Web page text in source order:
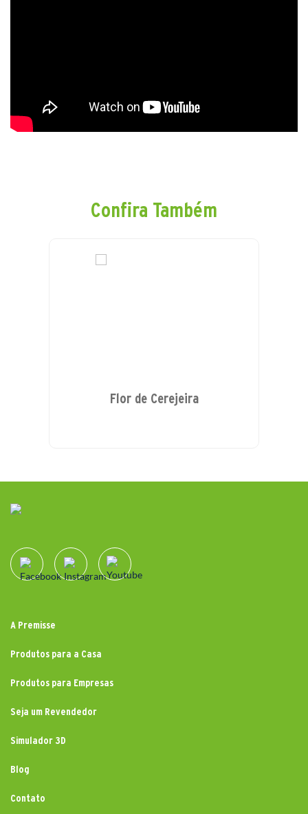
Confira Também
Flor de Cerejeira
A Premisse
Produtos para a Casa
Produtos para Empresas
Seja um Revendedor
Simulador 3D
Blog
Contato